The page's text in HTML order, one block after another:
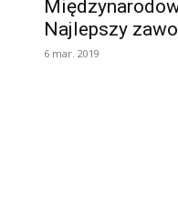
Najlepszy
6 mar. 2019